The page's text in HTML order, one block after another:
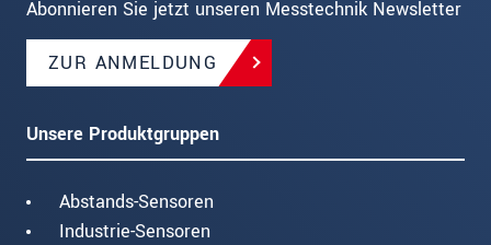
Abonnieren Sie jetzt unseren Messtechnik Newsletter
ZUR ANMELDUNG
Unsere Produktgruppen
Abstands-Sensoren
Industrie-Sensoren